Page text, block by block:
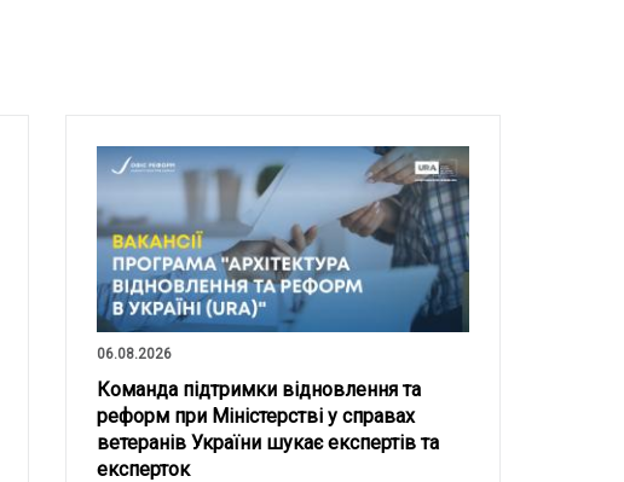
06.08.2026
Команда підтримки відновлення та
реформ при Міністерстві у справах
ветеранів України шукає експертів та
експерток